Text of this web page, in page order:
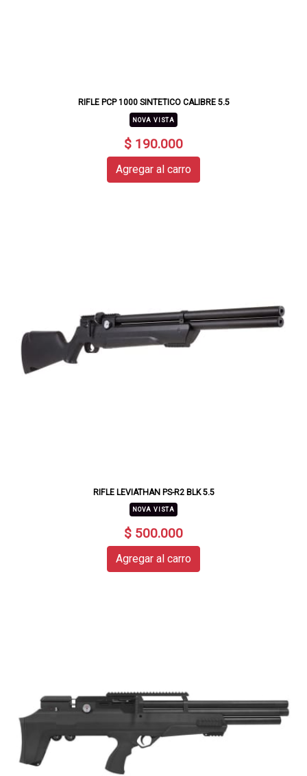
RIFLE PCP 1000 SINTETICO CALIBRE 5.5
NOVA VISTA
$ 190.000
Agregar al carro
RIFLE LEVIATHAN PS-R2 BLK 5.5
NOVA VISTA
$ 500.000
Agregar al carro